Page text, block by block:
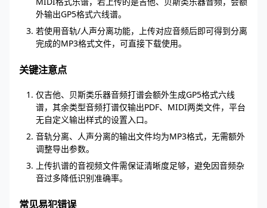
外输出GP5格式六线谱。
若使用音轨/人声分离功能，上传对应音频后即可得到分离
完成的MP3格式文件，可直接下载使用。
关键注意点
仅吉他、贝斯类乐器音频打谱会额外生成GP5格式六线
谱，其余类型音频打谱仅输出PDF、MIDI两类文件，平台
无自定义输出样式的设置入口。
音轨分离、人声分离的输出文件均为MP3格式，无需额外
调整导出参数。
上传扒谱的音视频文件需保证清晰度足够，避免因音频杂
音过多降低识别准确率。
常见易犯错误